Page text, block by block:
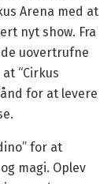
Arena med at
nyt show. Fra
uovertrufne
“Cirkus
for at levere
for at
magi. Oplev